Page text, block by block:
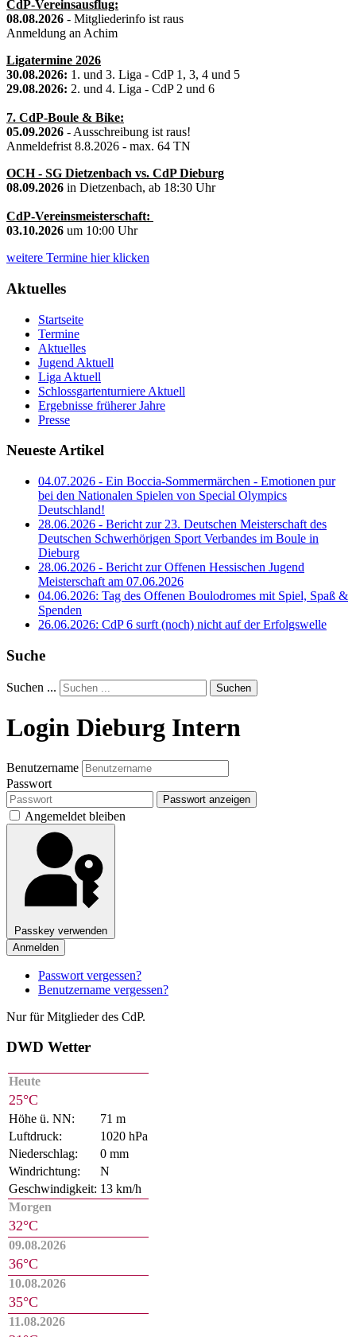
CdP-Vereinsausflug:
08.08.2026 - Mitgliederinfo ist raus
Anmeldung an Achim
Ligatermine 2026
30.08.2026: 1. und 3. Liga - CdP 1, 3, 4 und 5
29.08.2026: 2. und 4. Liga - CdP 2 und 6
7. CdP-Boule & Bike:
05.09.2026 - Ausschreibung ist raus!
Anmeldefrist 8.8.2026 - max. 64 TN
OCH - SG Dietzenbach vs. CdP Dieburg
08.09.2026 in Dietzenbach, ab 18:30 Uhr
CdP-Vereinsmeisterschaft:
03.10.2026 um 10:00 Uhr
weitere Termine hier klicken
Aktuelles
Startseite
Termine
Aktuelles
Jugend Aktuell
Liga Aktuell
Schlossgartenturniere Aktuell
Ergebnisse früherer Jahre
Presse
Neueste Artikel
04.07.2026 - Ein Boccia-Sommermärchen - Emotionen pur
bei den Nationalen Spielen von Special Olympics
Deutschland!
28.06.2026 - Bericht zur 23. Deutschen Meisterschaft des
Deutschen Schwerhörigen Sport Verbandes im Boule in
Dieburg
28.06.2026 - Bericht zur Offenen Hessischen Jugend
Meisterschaft am 07.06.2026
04.06.2026: Tag des Offenen Boulodromes mit Spiel, Spaß &
Spenden
26.06.2026: CdP 6 surft (noch) nicht auf der Erfolgswelle
Suche
Suchen ... Suchen
Login Dieburg Intern
Benutzername
Passwort
Passwort anzeigen
Angemeldet bleiben
Passkey verwenden
Anmelden
Passwort vergessen?
Benutzername vergessen?
Nur für Mitglieder des CdP.
DWD Wetter
Heute
25°C
Höhe ü. NN:
71 m
Luftdruck:
1020 hPa
Niederschlag:
0 mm
Windrichtung:
N
Geschwindigkeit: 13 km/h
Morgen
32°C
09.08.2026
36°C
10.08.2026
35°C
11.08.2026